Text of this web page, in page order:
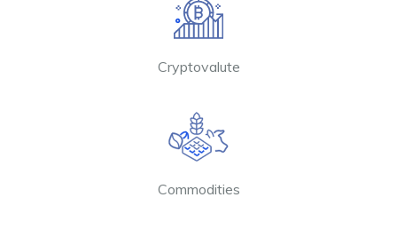
Cryptovalute
Commodities